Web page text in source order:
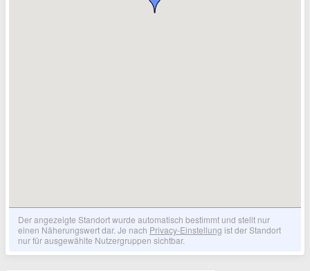
Der angezeigte Standort wurde automatisch bestimmt und stellt nur
einen Näherungswert dar. Je nach Privacy-Einstellung ist der Standort
nur für ausgewählte Nutzergruppen sichtbar.